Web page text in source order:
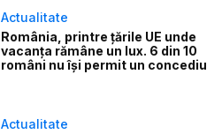
Actualitate
România, printre țările UE unde
vacanța rămâne un lux. 6 din 10
români nu își permit un concediu
Actualitate